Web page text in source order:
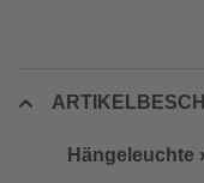
Hängeleuchte